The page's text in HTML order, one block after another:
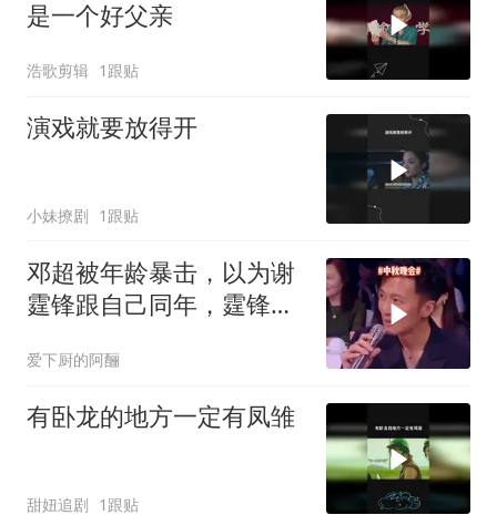
是一个好父亲
浩歌剪辑 1跟贴
演戏就要放得开
小妹撩剧 1跟贴
邓超被年龄暴击，以为谢
霆锋跟自己同年，霆锋：
爱下厨的阿酾
有卧龙的地方一定有凤雏
甜妞追剧 1跟贴